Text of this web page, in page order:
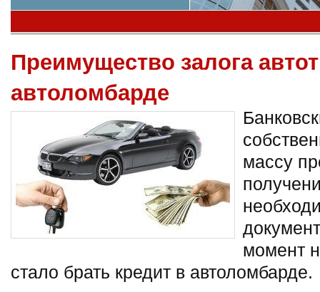
Преимущество залога
автоломбарде
массу
момент
стало брать кредит в автоломбарде.